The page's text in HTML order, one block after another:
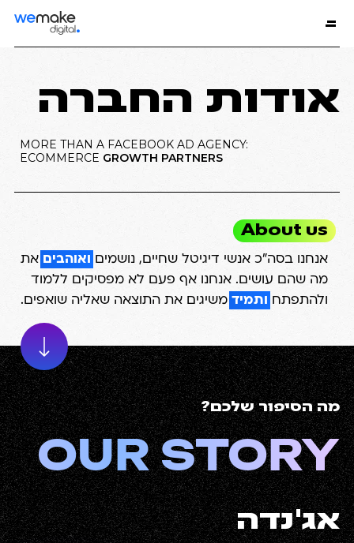
אודות החברה
MORE THAN A FACEBOOK AD AGENCY:
ECOMMERCE GROWTH PARTNERS
About us
אנחנו בסה״כ אנשי דיגיטל שחיים, נושמים ואוהבים את
מה שהם עושים. אנחנו אף פעם לא מפסיקים ללמוד
ולהתפתח
ותמידמשיגים את התוצאה שאליה שואפים.
מה הסיפור שלכם?
OUR STORY
אג'נדה